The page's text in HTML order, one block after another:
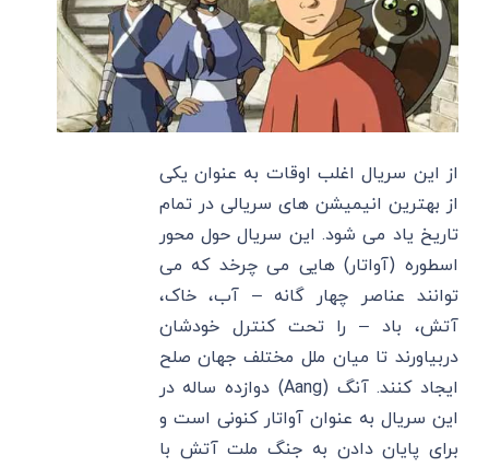
از این سریال اغلب اوقات به عنوان یکی
از بهترین انیمیشن های سریالی در تمام
تاریخ یاد می شود. این سریال حول محور
اسطوره (آواتار) هایی می چرخد که می
توانند عناصر چهار گانه – آب، خاک،
آتش، باد – را تحت کنترل خودشان
دربیاورند تا میان ملل مختلف جهان صلح
ایجاد کنند. آنگ (Aang) دوازده ساله در
این سریال به عنوان آواتار کنونی است و
برای پایان دادن به جنگ ملت آتش با